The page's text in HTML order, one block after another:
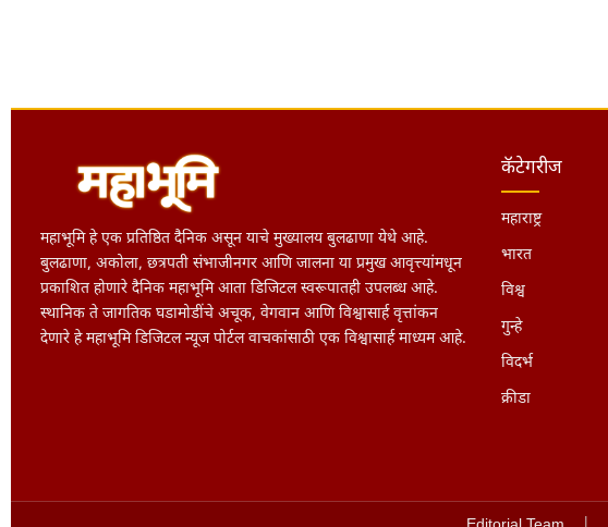
महाभूमि हे एक प्रतिष्ठित दैनिक असून याचे मुख्यालय बुलढाणा येथे आहे.
बुलढाणा, अकोला, छत्रपती संभाजीनगर आणि जालना या प्रमुख आवृत्त्यांमधून
प्रकाशित होणारे दैनिक महाभूमि आता डिजिटल स्वरूपातही उपलब्ध आहे.
स्थानिक ते जागतिक घडामोडींचे अचूक, वेगवान आणि विश्वासार्ह वृत्तांकन
देणारे हे महाभूमि डिजिटल न्यूज पोर्टल वाचकांसाठी एक विश्वासार्ह माध्यम आहे.
कॅटेगरीज
महाराष्ट्र
भारत
विश्व
गुन्हे
विदर्भ
क्रीडा